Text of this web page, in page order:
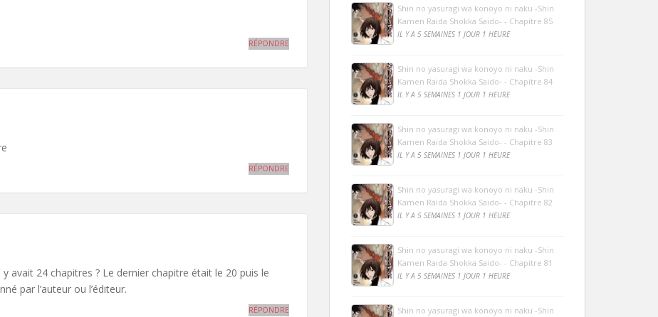
RÉPONDRE
RÉPONDRE
y avait 24 chapitres ? Le dernier chapitre était le 20 puis le
par l’auteur ou l’éditeur.
RÉPONDRE
Shin no yasuragi wa konoyo ni naku -Shin
Kamen Raida Shokka Saido- - Chapitre 85
IL Y A 5 SEMAINES 1 JOUR 1 HEURE
Shin no yasuragi wa konoyo ni naku -Shin
Kamen Raida Shokka Saido- - Chapitre 84
IL Y A 5 SEMAINES 1 JOUR 1 HEURE
Shin no yasuragi wa konoyo ni naku -Shin
Kamen Raida Shokka Saido- - Chapitre 83
IL Y A 5 SEMAINES 1 JOUR 1 HEURE
Shin no yasuragi wa konoyo ni naku -Shin
Kamen Raida Shokka Saido- - Chapitre 82
IL Y A 5 SEMAINES 1 JOUR 1 HEURE
Shin no yasuragi wa konoyo ni naku -Shin
Kamen Raida Shokka Saido- - Chapitre 81
IL Y A 5 SEMAINES 1 JOUR 1 HEURE
Shin no yasuragi wa konoyo ni naku -Shin